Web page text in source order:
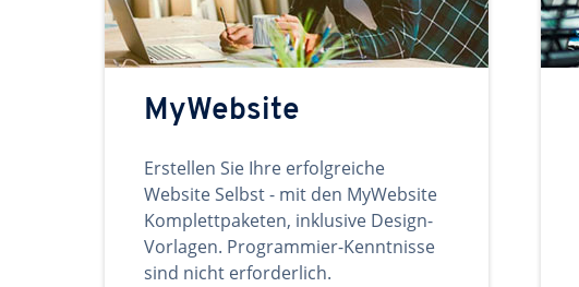
MyWebsite
Erstellen Sie Ihre erfolgreiche
Website Selbst - mit den MyWebsite
Komplettpaketen, inklusive Design-
Vorlagen. Programmier-Kenntnisse
sind nicht erforderlich.